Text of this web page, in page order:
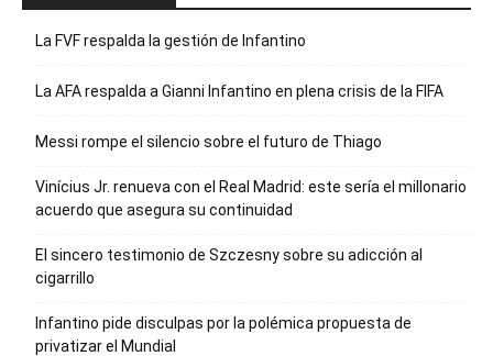
La FVF respalda la gestión de Infantino
La AFA respalda a Gianni Infantino en plena crisis de la FIFA
Messi rompe el silencio sobre el futuro de Thiago
Vinícius Jr. renueva con el Real Madrid: este sería el millonario
acuerdo que asegura su continuidad
El sincero testimonio de Szczesny sobre su adicción al
cigarrillo
Infantino pide disculpas por la polémica propuesta de
privatizar el Mundial